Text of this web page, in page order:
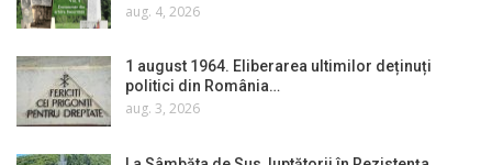
aug. 4, 2026
1 august 1964. Eliberarea ultimilor deținuți
politici din România…
aug. 3, 2026